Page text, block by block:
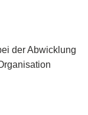
der Abwicklung